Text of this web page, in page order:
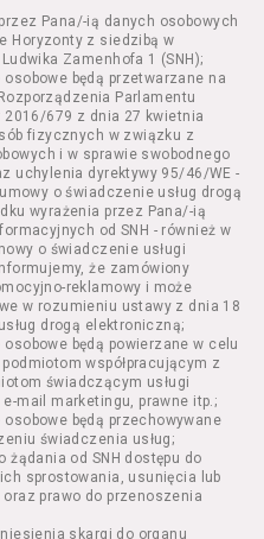
przez Usługodawcę
we Wrocławiu (ul.
19a-21) pokaz filmu nie
przez
Nowe Horyzonty we
Wielkiego 19a-21)
filmowy, pokaz
opera, koncert lub
przez
przedsięwzięciem o
zawarcie
i uprawniające do
lub w części
liczby Biletów na
Wydarzenia lub
dla danego
regulamin.
Pana/-ią danych osobowych
Horyzonty z siedzibą w
Zamenhofa 1 (SNH);
będą przetwarzane na
Parlamentu
2016/679 z dnia 27 kwietnia
fizycznych w związku z
i w sprawie swobodnego
uchylenia dyrektywy 95/46/WE -
o świadczenie usług drogą
wyrażenia przez Pana/-ią
od SNH - również w
o świadczenie usługi
że zamówiony
reklamowy i może
w rozumieniu ustawy z dnia 18
drogą elektroniczną;
będą powierzane w celu
współpracującym z
świadczącym usługi
mail marketingu, prawne itp.;
będą przechowywane
świadczenia usług;
żądania od SNH dostępu do
sprostowania, usunięcia lub
prawo do przenoszenia
skargi do organu